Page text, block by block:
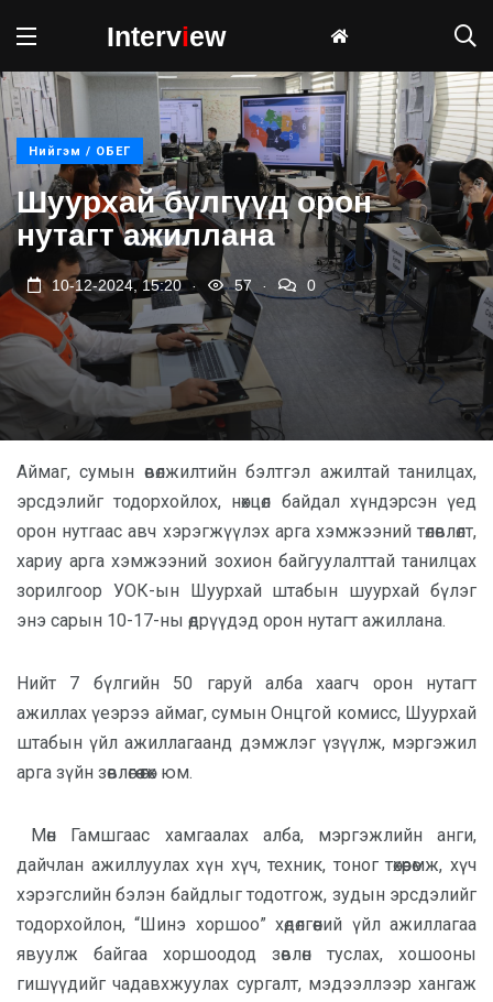
Interview
Нийгэм / ОБЕГ
Шуурхай бүлгүүд орон
нутагт ажиллана
10-12-2024, 15:20 57 0
Аймаг, сумын өвөлжилтийн бэлтгэл ажилтай танилцах,
эрсдэлийг тодорхойлох, нөхцөл байдал хүндэрсэн үед
орон нутгаас авч хэрэгжүүлэх арга хэмжээний төлөвлөлт,
хариу арга хэмжээний зохион байгуулалттай танилцах
зорилгоор УОК-ын Шуурхай штабын шуурхай бүлэг
энэ сарын 10-17-ны өдрүүдэд орон нутагт ажиллана.
Нийт 7 бүлгийн 50 гаруй алба хаагч орон нутагт
ажиллах үеэрээ аймаг, сумын Онцгой комисс, Шуурхай
штабын үйл ажиллагаанд дэмжлэг үзүүлж, мэргэжил
арга зүйн зөвлөгөө өгөх юм.
Мөн Гамшгаас хамгаалах алба, мэргэжлийн анги,
дайчлан ажиллуулах хүн хүч, техник, тоног төхөөрөмж, хүч
хэрэгслийн бэлэн байдлыг тодотгож, зудын эрсдэлийг
тодорхойлон, “Шинэ хоршоо” хөдөлгөөний үйл ажиллагаа
явуулж байгаа хоршоодод зөвлөн туслах, хошооны
гишүүдийг чадавхжуулах сургалт, мэдээллээр хангаж